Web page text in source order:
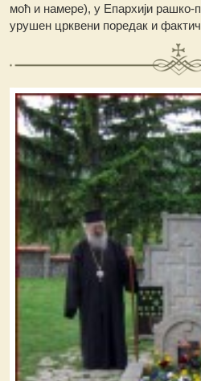
моћ и намере), у Епархији рашко-
урушен црквени поредак и